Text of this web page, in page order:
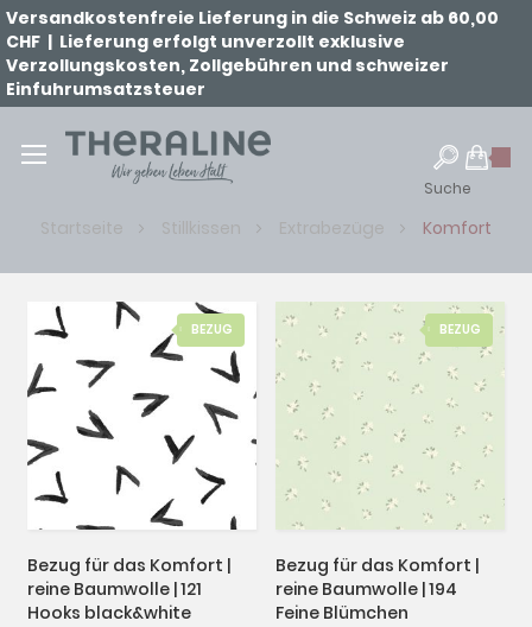
Versandkostenfreie Lieferung in die Schweiz ab 60,00
CHF | Lieferung erfolgt unverzollt exklusive
Verzollungskosten, Zollgebühren und schweizer
Einfuhrumsatzsteuer
Suche
Startseite Stillkissen Extrabezüge Komfort
BEZUG
Bezug für das Komfort |
reine Baumwolle | 194
Feine Blümchen
BEZUG
Bezug für das Komfort |
reine Baumwolle | 121
Hooks black&white